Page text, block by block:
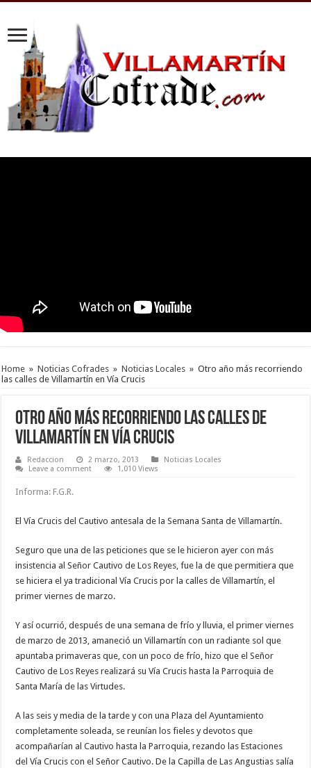
Home » Noticias Cofrades » Noticias Locales » Otro año más recorriendo
las calles de Villamartín en Vía Crucis
Otro año más recorriendo las calles de
Villamartín en Vía Crucis
Redaccion 2 marzo, 2013
Noticias Locales
Leave a comment
1,010 Views
Informa: F.G.R.
El Vía Crucis del Cautivo antesala de la Semana Santa de Villamartín.
Seguro que una de las peticiones que se le hicieron ayer con más
insistencia al Señor Cautivo de Los Reyes, fue la de que permitiera que
se hiciera el ya tradicional Vía Crucis por la calles de Villamartín, el
primer viernes de marzo.
Y así ocurrió, después de una semana de frío y lluvia, el primer viernes
de marzo de 2013, amaneció un Villamartín con un radiante sol que
apuntaba primaveras que, con un poco de frío, hizo que el Señor
Cautivo de Los Reyes realizará su Vía Crucis hasta la Parroquia de
Santa María de las Virtudes.
A las seis y media de la tarde y con una Plaza del Ayuntamiento
completamente soleada, se reunían los fieles y devotos que
acompañarían al Cautivo hasta la Parroquia, rezando las Estaciones
del Vía Crucis con el Señor Cautivo. De la Capilla de Las Angustias salía